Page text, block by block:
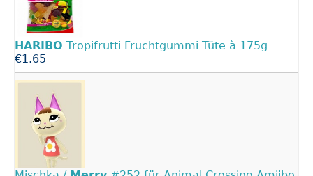
HARIBO Tropifrutti Fruchtgummi Tüte à 175g
€1.65